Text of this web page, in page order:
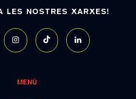
LES NOSTRES XARXES!
MENÚ